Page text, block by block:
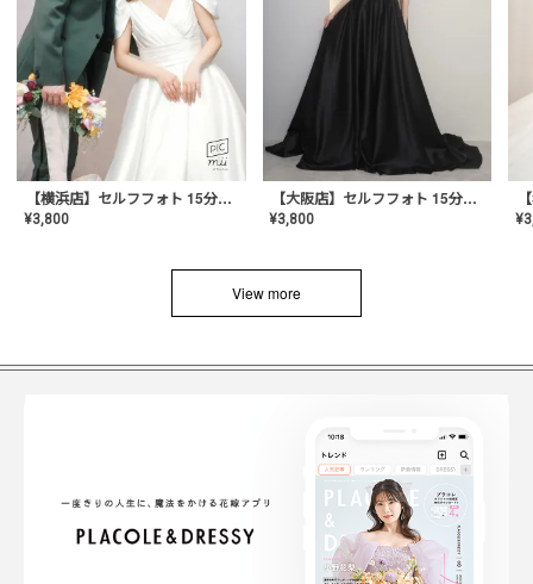
【横浜店】セルフフォト 15分撮り放題プラン
¥3,800
【大阪店】セルフフォト 15分撮り放題プラン
¥3,800 ¥
View more